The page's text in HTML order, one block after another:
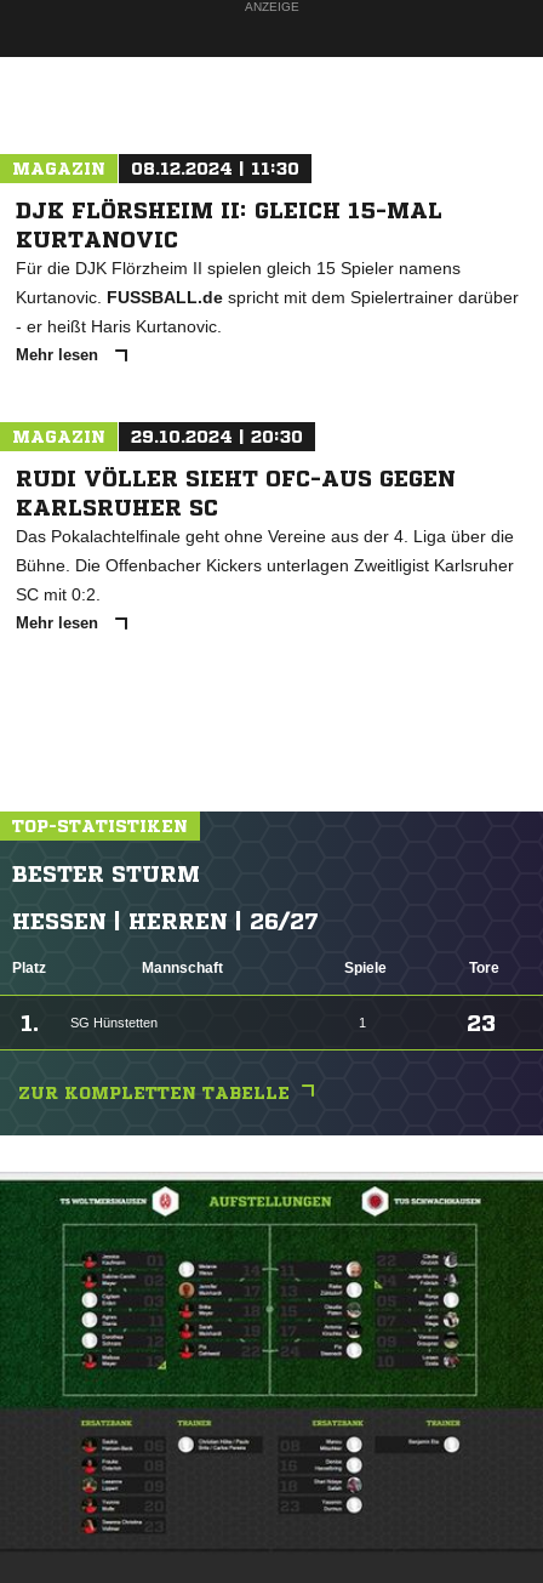
ANZEIGE
MAGAZIN 08.12.2024 | 11:30
DJK FLÖRSHEIM II: GLEICH 15-MAL
KURTANOVIC
Für die DJK Flörzheim II spielen gleich 15 Spieler namens
Kurtanovic. FUSSBALL.de spricht mit dem Spielertrainer darüber
- er heißt Haris Kurtanovic.
Mehr lesen
MAGAZIN 29.10.2024 | 20:30
RUDI VÖLLER SIEHT OFC-AUS GEGEN
KARLSRUHER SC
Das Pokalachtelfinale geht ohne Vereine aus der 4. Liga über die
Bühne. Die Offenbacher Kickers unterlagen Zweitligist Karlsruher
SC mit 0:2.
Mehr lesen
TOP-STATISTIKEN
BESTER STURM
HESSEN | HERREN | 26/27
Platz Mannschaft Spiele Tore
1. SG Hünstetten 1 23
ZUR KOMPLETTEN TABELLE